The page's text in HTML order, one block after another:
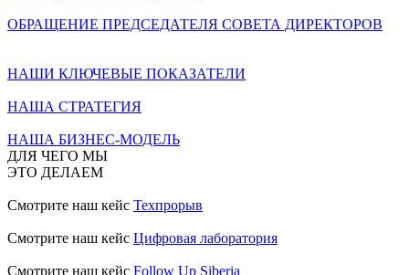
ОБРАЩЕНИЕ ПРЕДСЕДАТЕЛЯ СОВЕТА ДИРЕКТОРОВ
НАШИ КЛЮЧЕВЫЕ ПОКАЗАТЕЛИ
НАША СТРАТЕГИЯ
НАША БИЗНЕС-МОДЕЛЬ
ДЛЯ ЧЕГО МЫ
ЭТО ДЕЛАЕМ
Смотрите наш кейс Техпрорыв
Смотрите наш кейс Цифровая лаборатория
Смотрите наш кейс Follow Up Siberia